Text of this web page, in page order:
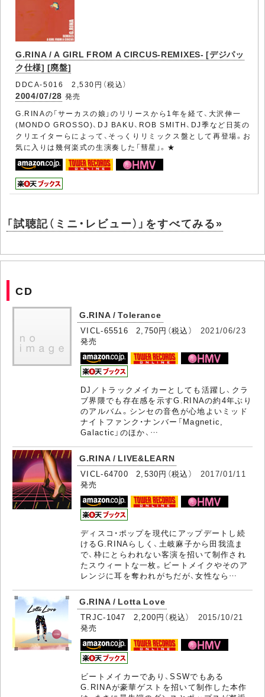
G.RINA / A GIRL FROM A CIRCUS-REMIXES- [デジパッ
ク仕様] [廃盤]
DDCA-5016 2,530円（税込）
2004/07/28 発売
G.RINAの「サーカスの娘」のリリースから1年を経て、大沢伸一
(MONDO GROSSO)、DJ BAKU、ROB SMITH、DJ季など日英の
クリエイターらによって、そっくりリミックス盤として再登場。お
気に入りは幾何楽式の生演奏した「彗星」。★
「試聴記（ミニ・レビュー）」をすべてみる»
CD
G.RINA / Tolerance
VICL-65516 2,750円（税込） 2021/06/23
発売
DJ／トラックメイカーとしても活躍し、クラ
ブ界隈でも存在感を示すG.RINAの約4年ぶり
のアルバム。シンセの音色が心地よいミッド
ナイトファンク・ナンバー「Magnetic,
Galactic」のほか、…
G.RINA / LIVE&LEARN
VICL-64700 2,530円（税込） 2017/01/11
発売
ディスコ・ポップを現代にアップデートし続
けるG.RINAらしく、土岐麻子から田我流ま
で、枠にとらわれない客演を招いて制作され
たスウィートな一枚。ビートメイクやそのア
レンジに耳を奪われがちだが、女性なら…
G.RINA / Lotta Love
TRJC-1047 2,200円（税込） 2015/10/21
発売
ビートメイカーであり、SSWでもある
G.RINAが豪華ゲストを招いて制作した本作